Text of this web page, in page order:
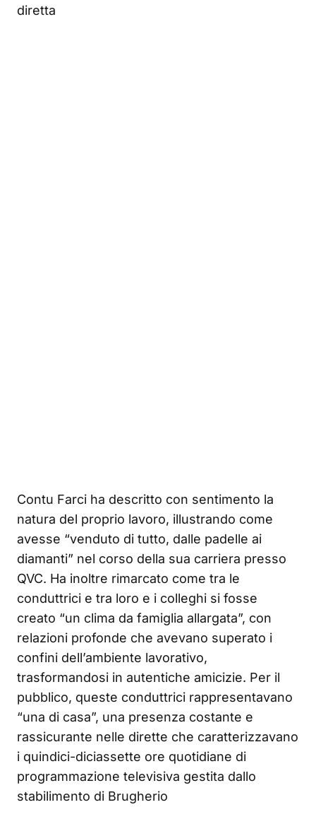
diretta
Contu Farci ha descritto con sentimento la
natura del proprio lavoro, illustrando come
avesse “venduto di tutto, dalle padelle ai
diamanti” nel corso della sua carriera presso
QVC. Ha inoltre rimarcato come tra le
conduttrici e tra loro e i colleghi si fosse
creato “un clima da famiglia allargata”, con
relazioni profonde che avevano superato i
confini dell’ambiente lavorativo,
trasformandosi in autentiche amicizie. Per il
pubblico, queste conduttrici rappresentavano
“una di casa”, una presenza costante e
rassicurante nelle dirette che caratterizzavano
i quindici-diciassette ore quotidiane di
programmazione televisiva gestita dallo
stabilimento di Brugherio